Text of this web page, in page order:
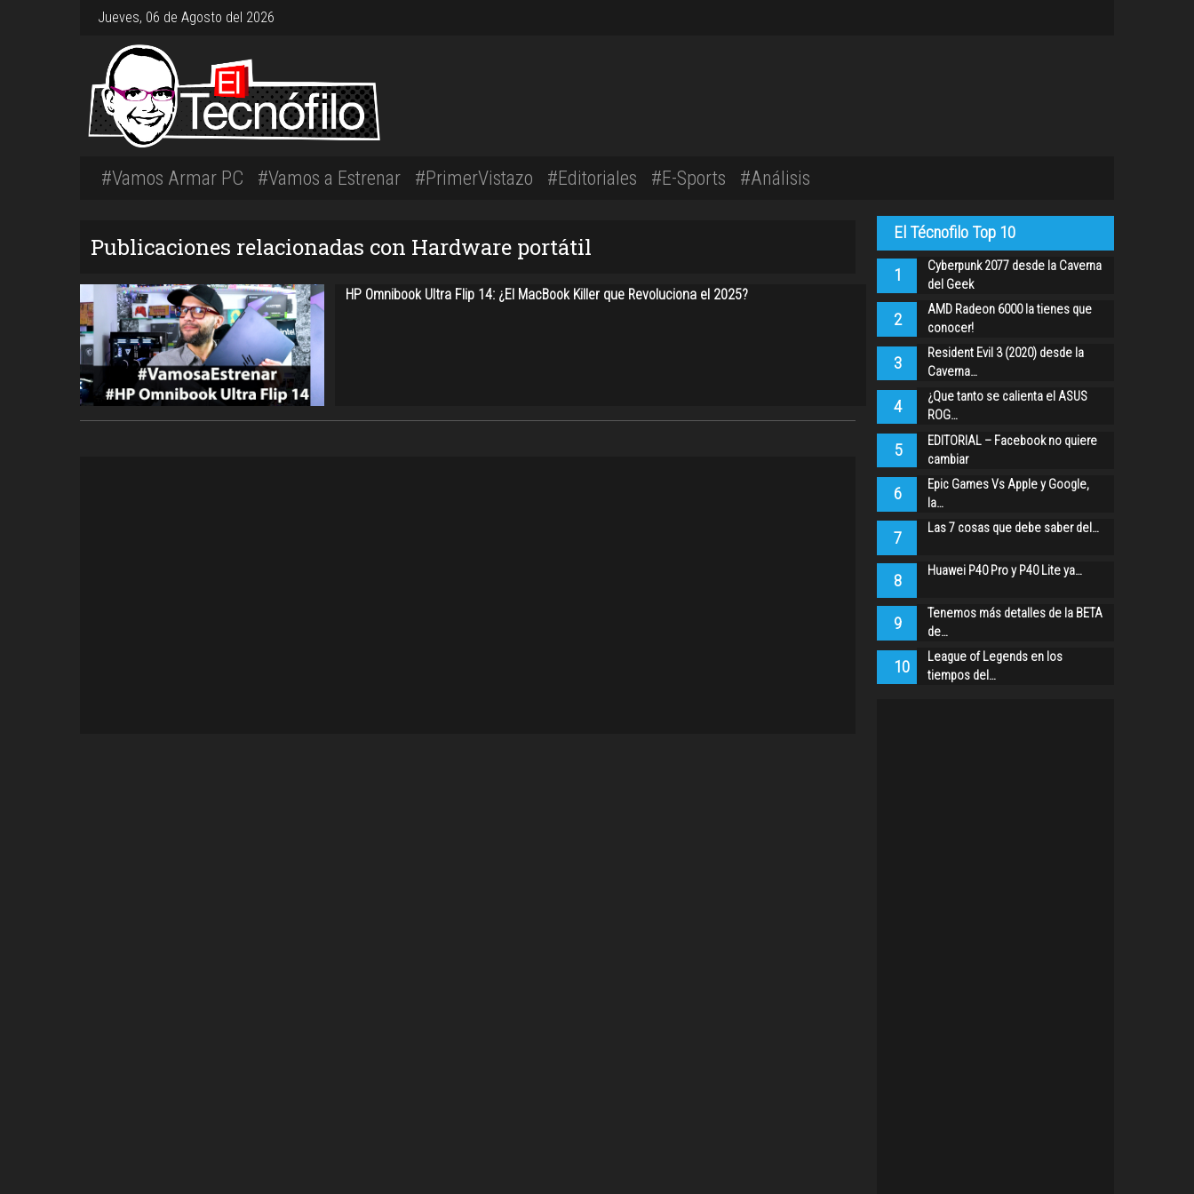
Jueves, 06 de Agosto del 2026
#Vamos Armar PC #Vamos a Estrenar #PrimerVistazo #Editoriales #E-Sports #Análisis
Publicaciones relacionadas con Hardware portátil
HP Omnibook Ultra Flip 14: ¿El MacBook Killer que Revoluciona el 2025?
El Técnofilo Top 10
1
Cyberpunk 2077 desde la Caverna
del Geek
2
AMD Radeon 6000 la tienes que
conocer!
3
Resident Evil 3 (2020) desde la
Caverna…
4
¿Que tanto se calienta el ASUS
ROG…
5
EDITORIAL – Facebook no quiere
cambiar
6
Epic Games Vs Apple y Google,
la…
7 Las 7 cosas que debe saber del…
8 Huawei P40 Pro y P40 Lite ya…
9
Tenemos más detalles de la BETA
de…
10
League of Legends en los
tiempos del…